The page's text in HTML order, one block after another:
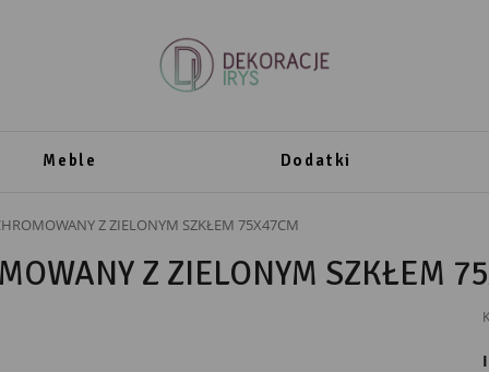
Meble Dodatki
Z ZIELONYM SZKŁEM 75X47CM
Z ZIELONYM SZKŁEM